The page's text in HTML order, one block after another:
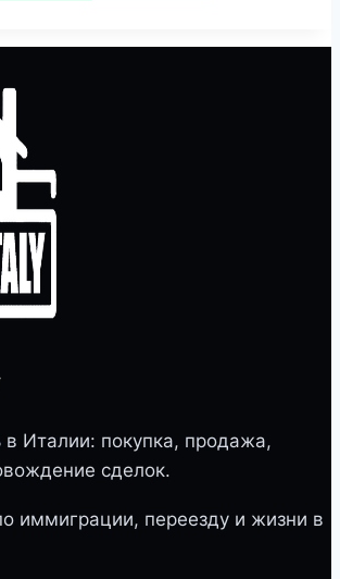
Италии: покупка, продажа,
сделок.
иммиграции, переезду и жизни в